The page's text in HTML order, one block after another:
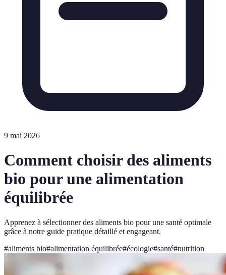
9 mai 2026
Comment choisir des aliments
bio pour une alimentation
équilibrée
Apprenez à sélectionner des aliments bio pour une santé optimale
grâce à notre guide pratique détaillé et engageant.
#aliments bio#alimentation équilibrée#écologie#santé#nutrition